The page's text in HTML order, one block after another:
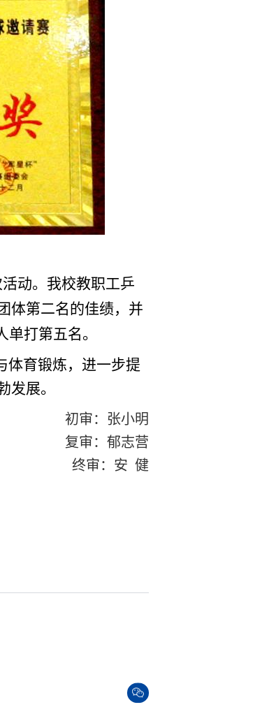
动。 我校教职工乒
第二名的佳绩， 并
打第五名。
体育锻炼，进一步提
展。
初审：张小明
复审：郁志营
终审：安 健